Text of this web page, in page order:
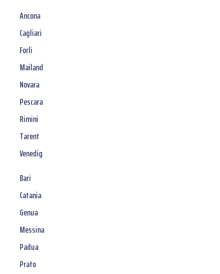
Ancona
Cagliari
Forli
Mailand
Novara
Pescara
Rimini
Tarent
Venedig
Bari
Catania
Genua
Messina
Padua
Prato